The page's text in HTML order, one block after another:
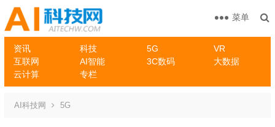
资讯 科技 5G
VR
互联网
AI智能 3C数码
大数据
云计算
专栏
菜单
AI科技网 5G